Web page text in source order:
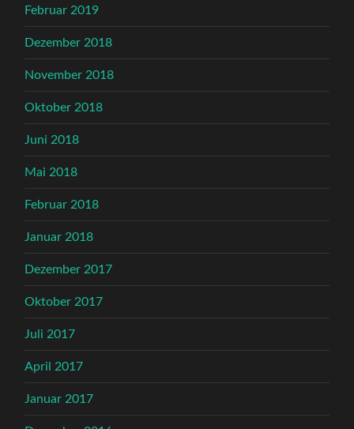
Februar 2019
Dezember 2018
November 2018
Oktober 2018
Juni 2018
Mai 2018
Februar 2018
Januar 2018
Dezember 2017
Oktober 2017
Juli 2017
April 2017
Januar 2017